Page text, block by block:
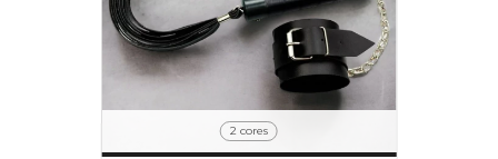
2 cores